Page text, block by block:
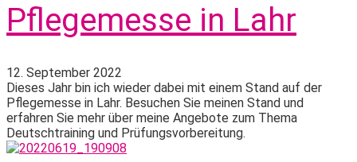
Pflegemesse in Lahr
12. September 2022
Dieses Jahr bin ich wieder dabei mit einem Stand auf der
Pflegemesse in Lahr. Besuchen Sie meinen Stand und
erfahren Sie mehr über meine Angebote zum Thema
Deutschtraining und Prüfungsvorbereitung.